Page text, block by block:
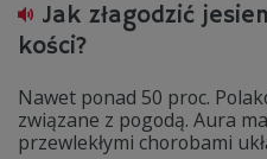
Jak złagodzić
kości?
Nawet ponad 50 proc.
związane z pogodą. Aura
przewlekłymi chorobami